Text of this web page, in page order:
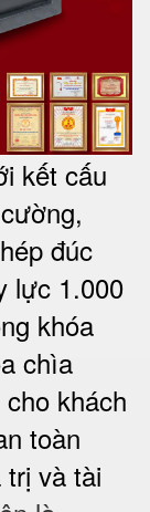
kết cấu
đúc
lực 1.000
khóa
chìa
khách
toàn
và tài